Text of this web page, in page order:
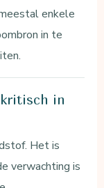
enkele
in te
in
Het is
verwachting is